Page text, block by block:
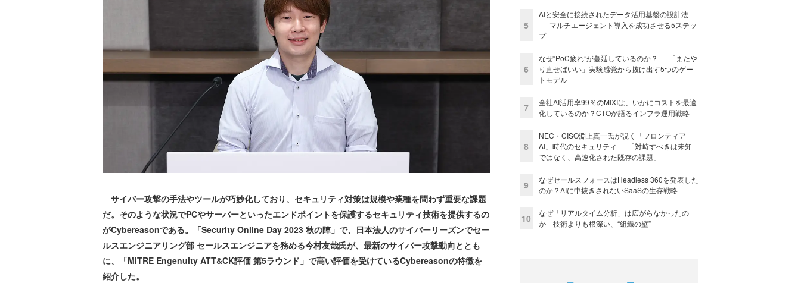
サイバー攻撃の手法やツールが巧妙化しており、セキュリティ対策は規模や業種を問わず重要な課題
だ。そのような状況でPCやサーバーといったエンドポイントを保護するセキュリティ技術を提供するの
がCybereasonである。「Security Online Day 2023 秋の陣」で、日本法人のサイバーリーズンでセー
ルスエンジニアリング部 セールスエンジニアを務める今村友哉氏が、最新のサイバー攻撃動向ととも
に、「MITRE Engenuity ATT&CK評価 第5ラウンド」で高い評価を受けているCybereasonの特徴を
紹介した。
5
AIと安全に接続されたデータ活用基盤の設計法
──マルチエージェント導入を成功させる5ステッ
プ
6
なぜ“PoC疲れ”が蔓延しているのか？──「またや
り直せばいい」実験感覚から抜け出す5つのゲー
トモデル
7
全社AI活用率99％のMIXIは、いかにコストを最適
化しているのか？CTOが語るインフラ運用戦略
8
NEC・CISO淵上真一氏が説く「フロンティア
AI」時代のセキュリティ──「対峙すべきは未知
ではなく、高速化された既存の課題」
9
なぜセールスフォースはHeadless 360を発表した
のか？AIに中抜きされないSaaSの生存戦略
10
なぜ「リアルタイム分析」は広がらなかったの
か 技術よりも根深い、“組織の壁”